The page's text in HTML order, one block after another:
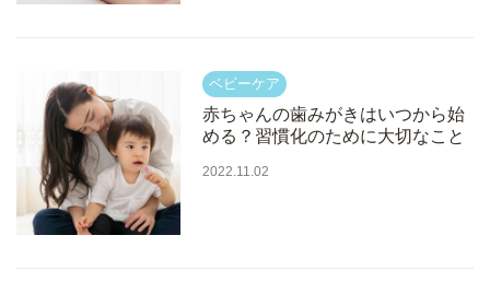
赤ちゃんの歯みがきはいつから始
める？習慣化のために大切なこと
2022.11.02